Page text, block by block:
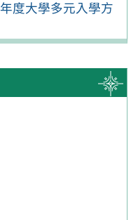
度大學多元入學方